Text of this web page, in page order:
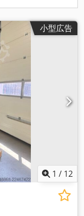
小型広告
1 / 12